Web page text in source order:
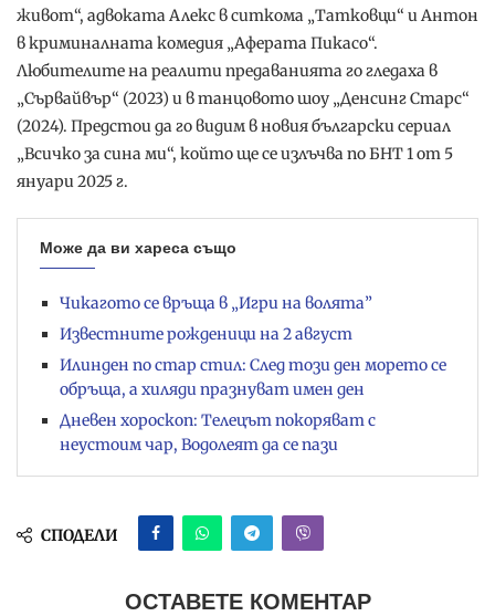
живот“, адвоката Алекс в ситкома „Татковци“ и Антон
в криминалната комедия „Аферата Пикасо“.
Любителите на реалити предаванията го гледаха в
„Сървайвър“ (2023) и в танцовото шоу „Денсинг Старс“
(2024). Предстои да го видим в новия български сериал
„Всичко за сина ми“, който ще се излъчва по БНТ 1 от 5
януари 2025 г.
Може да ви хареса също
Чикагото се връща в „Игри на волята”
Известните рожденици на 2 август
Илинден по стар стил: След този ден морето се
обръща, а хиляди празнуват имен ден
Дневен хороскоп: Телецът покоряват с
неустоим чар, Водолеят да се пази
СПОДЕЛИ
ОСТАВЕТЕ КОМЕНТАР